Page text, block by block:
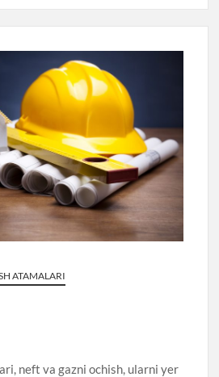
ATAMALARI
neft va gazni ochish, ularni yer